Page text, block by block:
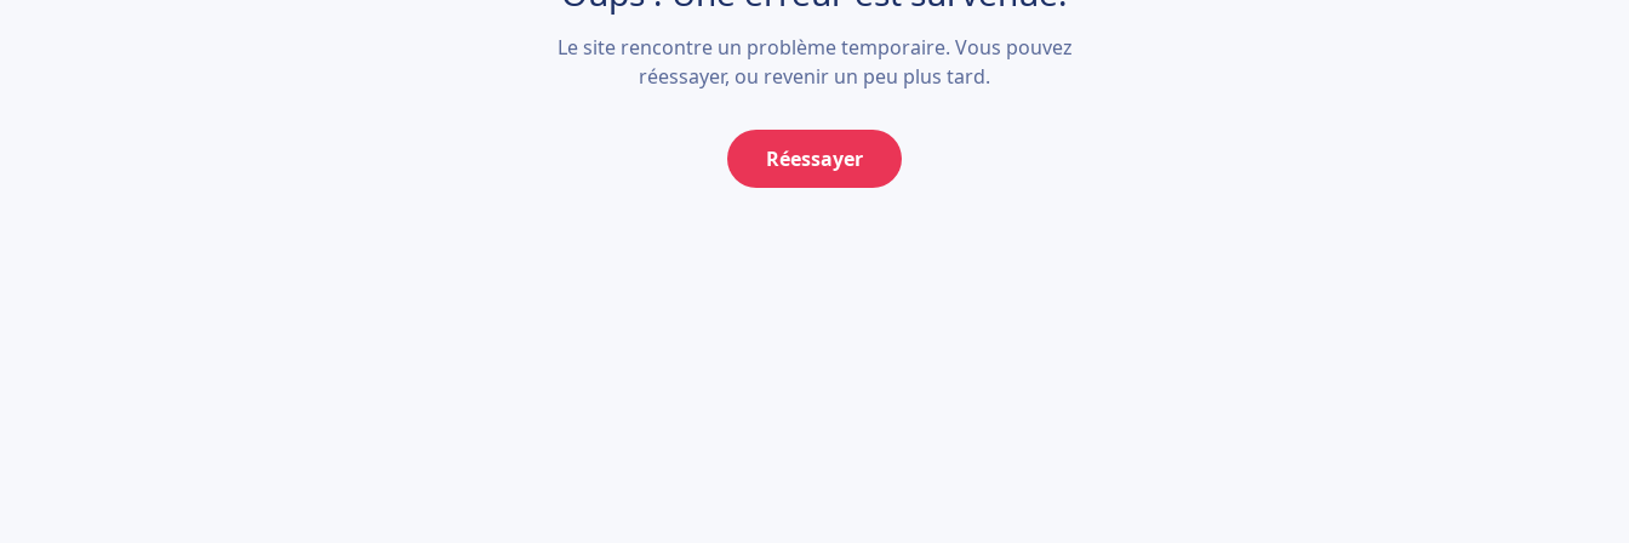
Le site rencontre un problème temporaire. Vous pouvez
réessayer, ou revenir un peu plus tard.
Réessayer